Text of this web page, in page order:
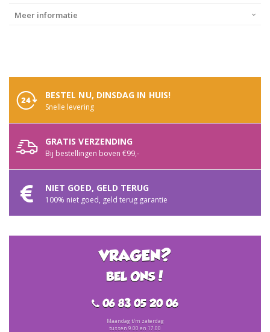
Meer informatie
BESTEL NU, DINSDAG IN HUIS!
Snelle levering
GRATIS VERZENDING
Bij bestellingen boven €99,-
NIET GOED, GELD TERUG
100% niet goed, geld terug garantie
VRAGEN?
BEL ONS!
06 83 05 20 06
Maandag t/m zaterdag
tussen 9.00 en 17.00